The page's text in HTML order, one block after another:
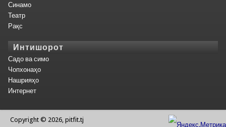
Синамо
Театр
Рақс
Интишорот
Садо ва симо
Чопхонаҳо
Нашрияҳо
Интернет
Copyright © 2026, pitfit.tj